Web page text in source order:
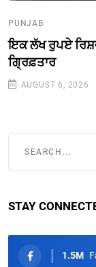
PUNJAB
ਇਕ ਲੱਖ ਰੁਪਏ
ਗ੍ਰਿਫ਼ਤਾਰ
AUGUST 6, 2026
STAY
1.5M